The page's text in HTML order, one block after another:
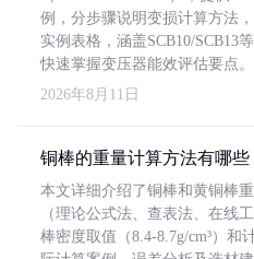
例，分步骤说明变损计算方法
实例表格，涵盖SCB10/SCB13
快速掌握变压器能效评估要点。
2026年8月11日
铜棒的重量计算方法有哪些
本文详细介绍了铜棒和黄铜棒
（理论公式法、查表法、在线
棒密度取值（8.4-8.7g/cm³）和